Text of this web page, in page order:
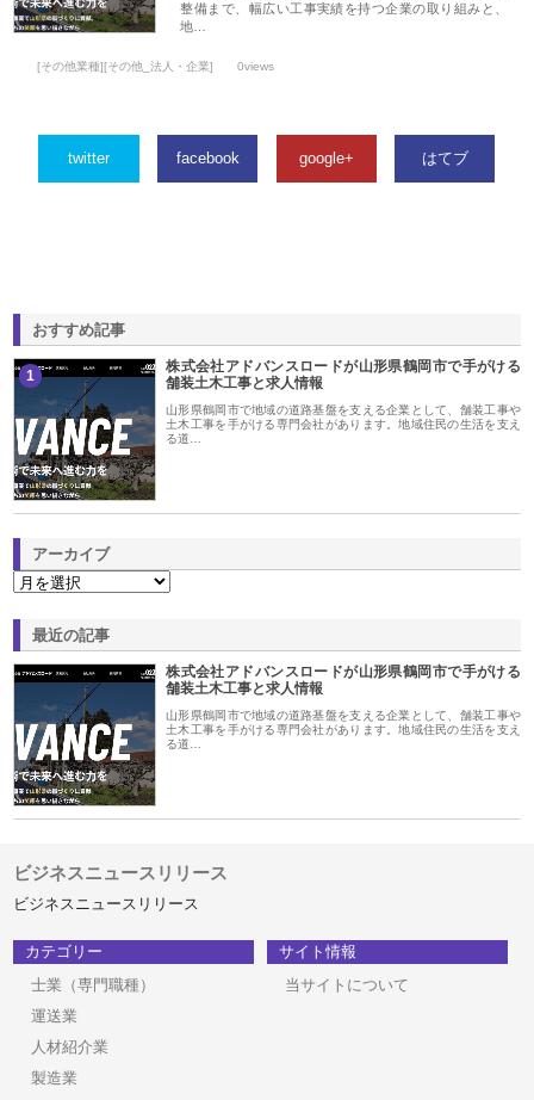
整備まで、幅広い工事実績を持つ企業の取り組みと、
地…
[その他業種][その他_法人・企業] 0views
twitter facebook google+ はてブ
おすすめ記事
1
株式会社アドバンスロードが山形県鶴岡市で手がける
舗装土木工事と求人情報
山形県鶴岡市で地域の道路基盤を支える企業として、舗装工事や
土木工事を手がける専門会社があります。地域住民の生活を支え
る道…
アーカイブ
最近の記事
株式会社アドバンスロードが山形県鶴岡市で手がける
舗装土木工事と求人情報
山形県鶴岡市で地域の道路基盤を支える企業として、舗装工事や
土木工事を手がける専門会社があります。地域住民の生活を支え
る道…
ビジネスニュースリリース
ビジネスニュースリリース
カテゴリー
士業（専門職種）
運送業
人材紹介業
製造業
サイト情報
当サイトについて